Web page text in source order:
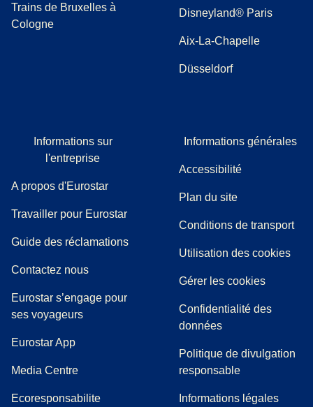
Trains de Bruxelles à
Cologne
Disneyland® Paris
Aix-La-Chapelle
Düsseldorf
Informations sur
l'entreprise
A propos d'Eurostar
Travailler pour Eurostar
Guide des réclamations((
Contactez nous
Eurostar s’engage pour
ses voyageurs
Eurostar App
Media Centre( Ouvre un nouvel onglet)
Ecoresponsabilite
Informations générales
Accessibilité
Plan du site
Conditions de transport
Utilisation des cookies
Gérer les cookies
Confidentialité des
données
Politique de divulgation
responsable
Informations légales